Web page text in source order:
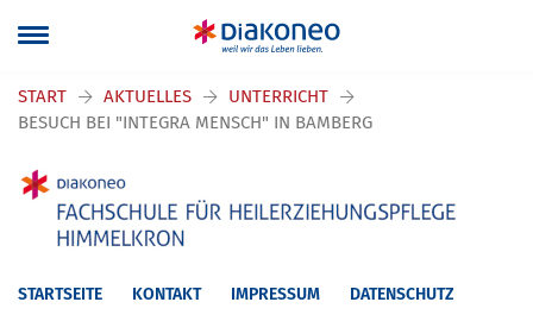
START AKTUELLES
UNTERRICHT
BESUCH BEI "INTEGRA MENSCH" IN BAMBERG
STARTSEITE KONTAKT IMPRESSUM DATENSCHUTZ